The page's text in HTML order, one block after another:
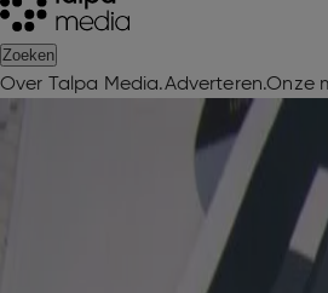
Zoeken
Over Talpa Media.Adverteren.Onze
Brancherapporten.
Onze brancherapporten geven je
jouw sector. Met data en
aansluiten op de markt én je